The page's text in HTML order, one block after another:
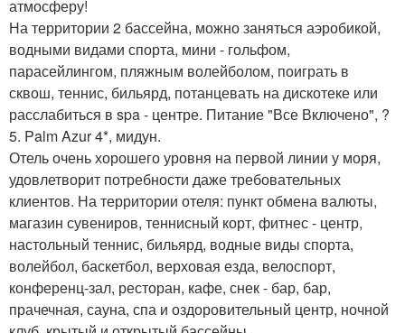
атмосферу!
На территории 2 бассейна, можно заняться аэробикой,
водными видами спорта, мини - гольфом,
парасейлингом, пляжным волейболом, поиграть в
сквош, теннис, бильярд, потанцевать на дискотеке или
расслабиться в spa - центре. Питание "Все Включено", ?
5. Palm Azur 4*, мидун.
Отель очень хорошего уровня на первой линии у моря,
удовлетворит потребности даже требовательных
клиентов. На территории отеля: пункт обмена валюты,
магазин сувениров, теннисный корт, фитнес - центр,
настольный теннис, бильярд, водные виды спорта,
волейбол, баскетбол, верховая езда, велоспорт,
конференц-зал, ресторан, кафе, снек - бар, бар,
прачечная, сауна, спа и оздоровительный центр, ночной